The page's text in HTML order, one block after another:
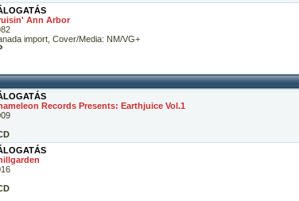
Ann Arbor
import, Cover/Media: NM/VG+
Records Presents: Earthjuice Vol.1